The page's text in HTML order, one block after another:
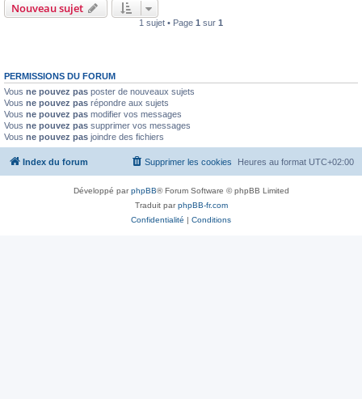
Nouveau sujet
1 sujet • Page 1 sur 1
PERMISSIONS DU FORUM
Vous ne pouvez pas poster de nouveaux sujets
Vous ne pouvez pas répondre aux sujets
Vous ne pouvez pas modifier vos messages
Vous ne pouvez pas supprimer vos messages
Vous ne pouvez pas joindre des fichiers
Index du forum Heures au format UTC+02:00
Supprimer les cookies
Développé parphpBB® Forum Software © phpBB Limited
Traduit parphpBB-fr.com
Confidentialité | Conditions